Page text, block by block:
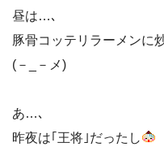
昼は…､
豚骨コッテリラーメンに
(－_－メ)
あ…､
昨夜は｢王将｣だったし